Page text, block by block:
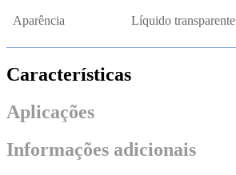
Aparência Líquido transparente
Características
Aplicações
Informações adicionais